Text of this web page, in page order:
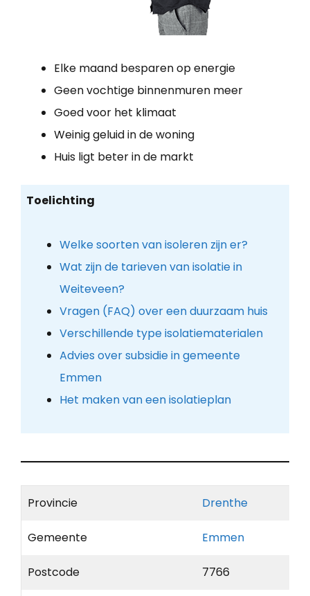
Elke maand besparen op energie
Geen vochtige binnenmuren meer
Goed voor het klimaat
Weinig geluid in de woning
Huis ligt beter in de markt
Toelichting
Welke soorten van isoleren zijn er?
Wat zijn de tarieven van isolatie in
Weiteveen?
Vragen (FAQ) over een duurzaam huis
Verschillende type isolatiematerialen
Advies over subsidie in gemeente
Emmen
Het maken van een isolatieplan
Provincie Drenthe
Gemeente Emmen
Postcode 7766